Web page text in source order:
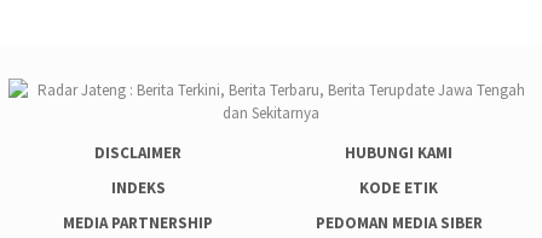
DISCLAIMER
HUBUNGI KAMI
INDEKS
KODE ETIK
MEDIA PARTNERSHIP
PEDOMAN MEDIA SIBER